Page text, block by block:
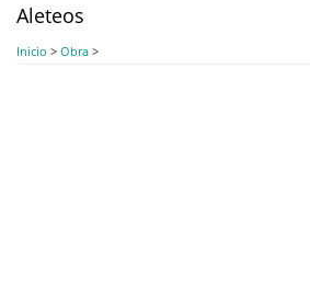
Aleteos
Inicio > Obra >